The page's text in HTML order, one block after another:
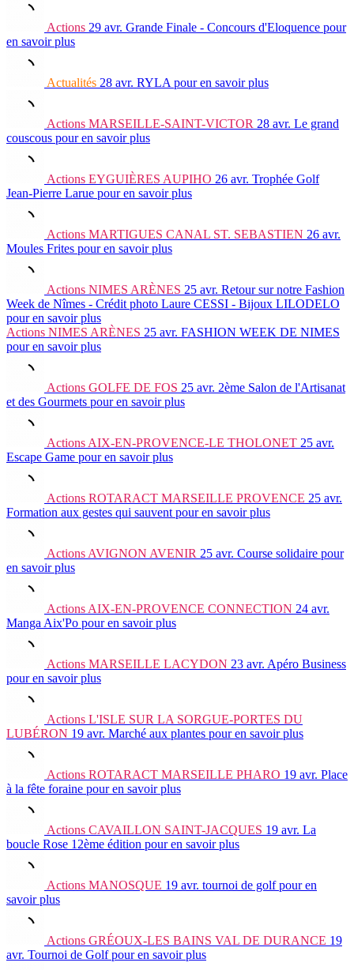
Actions 29 avr. Grande Finale - Concours d'Eloquence pour
en savoir plus
Actualités 28 avr. RYLA pour en savoir plus
Actions MARSEILLE-SAINT-VICTOR 28 avr. Le grand
couscous pour en savoir plus
Actions EYGUIÈRES AUPIHO 26 avr. Trophée Golf
Jean-Pierre Larue pour en savoir plus
Actions MARTIGUES CANAL ST. SEBASTIEN 26 avr.
Moules Frites pour en savoir plus
Actions NIMES ARÈNES 25 avr. Retour sur notre Fashion
Week de Nîmes - Crédit photo Laure CESSI - Bijoux LILODELO
pour en savoir plus
Actions NIMES ARÈNES 25 avr. FASHION WEEK DE NIMES
pour en savoir plus
Actions GOLFE DE FOS 25 avr. 2ème Salon de l'Artisanat
et des Gourmets pour en savoir plus
Actions AIX-EN-PROVENCE-LE THOLONET 25 avr.
Escape Game pour en savoir plus
Actions ROTARACT MARSEILLE PROVENCE 25 avr.
Formation aux gestes qui sauvent pour en savoir plus
Actions AVIGNON AVENIR 25 avr. Course solidaire pour
en savoir plus
Actions AIX-EN-PROVENCE CONNECTION 24 avr.
Manga Aix'Po pour en savoir plus
Actions MARSEILLE LACYDON 23 avr. Apéro Business
pour en savoir plus
Actions L'ISLE SUR LA SORGUE-PORTES DU
LUBÉRON 19 avr. Marché aux plantes pour en savoir plus
Actions ROTARACT MARSEILLE PHARO 19 avr. Place
à la fête foraine pour en savoir plus
Actions CAVAILLON SAINT-JACQUES 19 avr. La
boucle Rose 12ème édition pour en savoir plus
Actions MANOSQUE 19 avr. tournoi de golf pour en
savoir plus
Actions GRÉOUX-LES BAINS VAL DE DURANCE 19
avr. Tournoi de Golf pour en savoir plus